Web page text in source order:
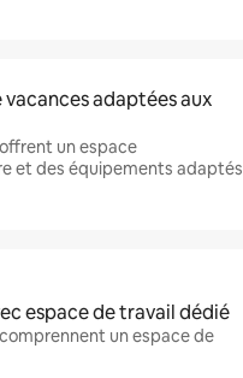
adaptées aux
un espace
et des équipements adaptés
espace de travail dédié
un espace de